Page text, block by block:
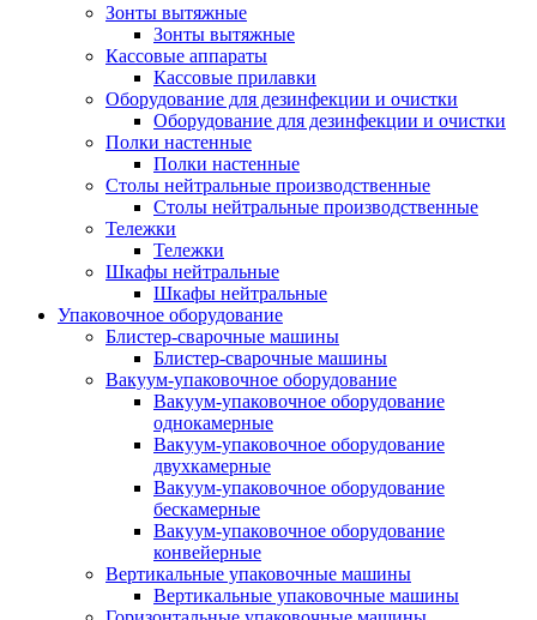
Зонты вытяжные
Зонты вытяжные
Кассовые аппараты
Кассовые прилавки
Оборудование для дезинфекции и очистки
Оборудование для дезинфекции и очистки
Полки настенные
Полки настенные
Столы нейтральные производственные
Столы нейтральные производственные
Тележки
Тележки
Шкафы нейтральные
Шкафы нейтральные
Упаковочное оборудование
Блистер-сварочные машины
Блистер-сварочные машины
Вакуум-упаковочное оборудование
Вакуум-упаковочное оборудование
однокамерные
Вакуум-упаковочное оборудование
двухкамерные
Вакуум-упаковочное оборудование
беcкамерные
Вакуум-упаковочное оборудование
конвейерные
Вертикальные упаковочные машины
Вертикальные упаковочные машины